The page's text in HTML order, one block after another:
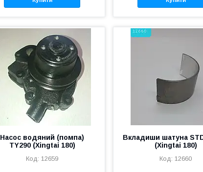
Насос водяний (помпа)
TY290 (Xingtai 180)
12659
Вкладиши шатуна
(Xingtai 180)
12660